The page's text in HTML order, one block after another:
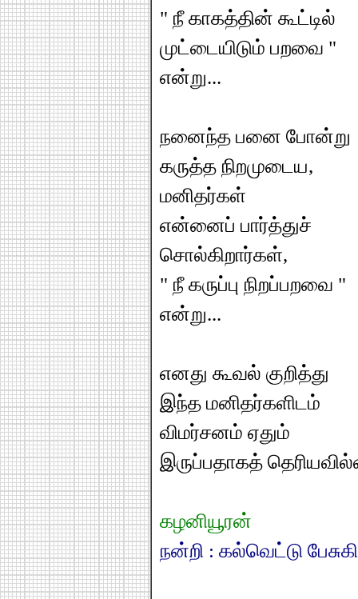
" நீ காகத்தின் கூட்டில்
முட்டையிடும் பறவை "
என்று...
நனைந்த பனை போன்று
கருத்த நிறமுடைய,
மனிதர்கள்
என்னைப் பார்த்துச்
சொல்கிறார்கள்,
" நீ கருப்பு நிறப்பறவை "
என்று...
எனது கூவல் குறித்து
இந்த மனிதர்களிடம்
விமர்சனம் ஏதும்
இருப்பதாகத்
கழனியூரன்
நன்றி : கல்வெட்டு